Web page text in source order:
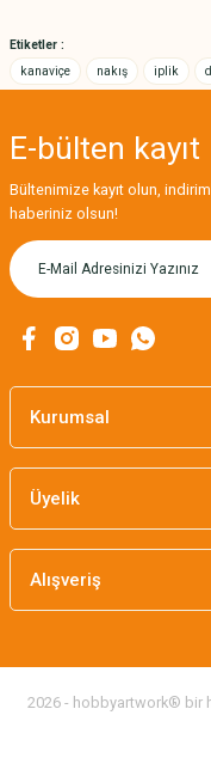
MIKNATISLI İĞNE
Etiketler :
kanaviçe
nakış iplik
E-bülten kayıt
Bültenimize kayıt olun,
haberiniz olsun!
Kurumsal
Üyelik
Alışveriş
2026 - hobbyartwork® bir